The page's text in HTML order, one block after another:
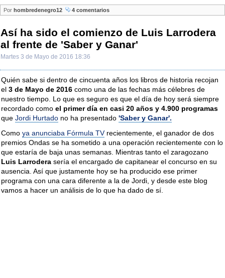
Por hombredenegro12 4 comentarios
Así ha sido el comienzo de Luis Larrodera
al frente de 'Saber y Ganar'
Martes 3 de Mayo de 2016 18:36
Quién sabe si dentro de cincuenta años los libros de historia recojan
el 3 de Mayo de 2016 como una de las fechas más célebres de
nuestro tiempo. Lo que es seguro es que el día de hoy será siempre
recordado como el primer día en casi 20 años y 4.900 programas
que Jordi Hurtado no ha presentado 'Saber y Ganar'.
Como ya anunciaba Fórmula TVrecientemente, el ganador de dos
premios Ondas se ha sometido a una operación recientemente con lo
que estaría de baja unas semanas. Mientras tanto el zaragozano
Luis Larrodera sería el encargado de capitanear el concurso en su
ausencia. Así que justamente hoy se ha producido ese primer
programa con una cara diferente a la de Jordi, y desde este blog
vamos a hacer un análisis de lo que ha dado de sí.